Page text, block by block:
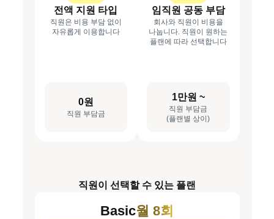
전액 지원 타입
직원은 비용 부담 없이
자유롭게 이용합니다
0원
직원 부담금
임직원 공동 부담
회사와 직원이 비용을
나눕니다. 직원이 원하는
플랜에 따라 선택합니다
1만원 ~
직원 부담금
(플랜별 상이)
직원이 선택할 수 있는 플랜
Basic월 8회